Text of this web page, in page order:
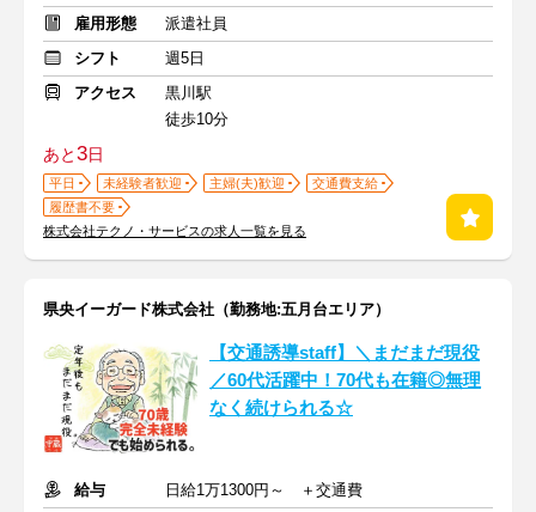
雇用形態
派遣社員
シフト
週5日
アクセス
黒川駅
徒歩10分
あと3日
平日 未経験者歓迎 主婦(夫)歓迎
交通費支給
履歴書不要
株式会社テクノ・サービスの求人一覧を見る
県央イーガード株式会社（勤務地:五月台エリア）
【交通誘導staff】＼まだまだ現役
／60代活躍中！70代も在籍◎無理
なく続けられる☆
給与
日給1万1300円～ ＋交通費